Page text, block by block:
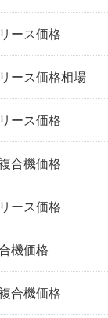
ース価格
ース価格相場
ース価格
合機価格
ース価格
機価格
合機価格